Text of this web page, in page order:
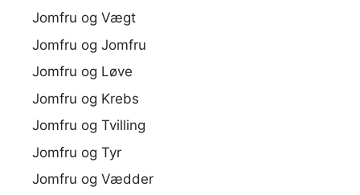
Jomfru og Vægt
Jomfru og Jomfru
Jomfru og Løve
Jomfru og Krebs
Jomfru og Tvilling
Jomfru og Tyr
Jomfru og Vædder